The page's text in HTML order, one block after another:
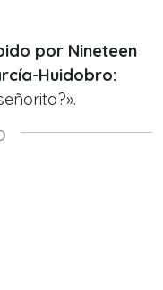
por Nineteen
Huidobro: